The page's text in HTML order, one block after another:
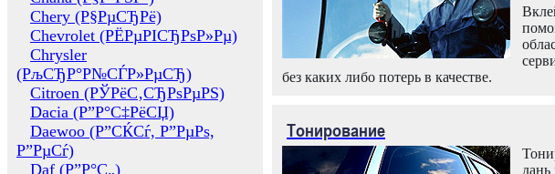
Chery (Р§РµСЂРё)
Chevrolet (РЁРµРІСЂРѕР»Рµ)
Chrysler
(РљСЂР°Р№СЃР»РµСЂ)
Citroen (РЎРёС‚СЂРѕРµРЅ)
Dacia (Р”Р°С‡РёСЏ)
Daewoo (Р”СЌСѓ, Р”РµРѕ,
Р”РµСѓ)
Daf (Р”Р°С„)
без каких либо потерь в качестве.
Тонирование